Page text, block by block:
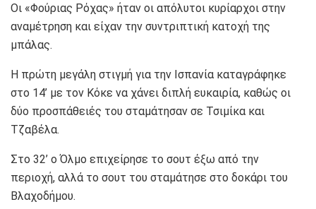
Οι «Φούριας Ρόχας» ήταν οι απόλυτοι κυρίαρχοι στην
αναμέτρηση και είχαν την συντριπτική κατοχή της
μπάλας.
Η πρώτη μεγάλη στιγμή για την Ισπανία καταγράφηκε
στο 14’ με τον Κόκε να χάνει διπλή ευκαιρία, καθώς οι
δύο προσπάθειές του σταμάτησαν σε Τσιμίκα και
Τζαβέλα.
Στο 32’ ο Όλμο επιχείρησε το σουτ έξω από την
περιοχή, αλλά το σουτ του σταμάτησε στο δοκάρι του
Βλαχοδήμου.